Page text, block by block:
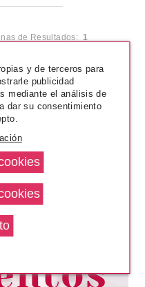
de Resultados: 1
y de terceros para
publicidad
mediante el análisis de
dar su consentimiento